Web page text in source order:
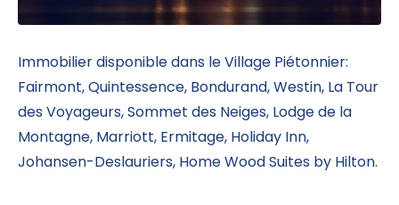
Immobilier disponible dans le Village Piétonnier:
Fairmont, Quintessence, Bondurand, Westin, La Tour
des Voyageurs, Sommet des Neiges, Lodge de la
Montagne, Marriott, Ermitage, Holiday Inn,
Johansen-Deslauriers, Home Wood Suites by Hilton.